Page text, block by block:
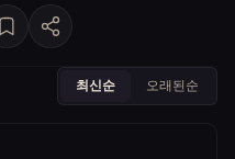
최신순 오래된순